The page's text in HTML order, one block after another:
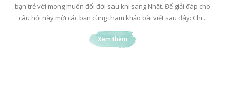
bạn trẻ với mong muốn đổi đời sau khi sang Nhật. Để giải đáp cho
câu hỏi này mời các bạn cùng tham khảo bài viết sau đây: Chi...
Xem thêm